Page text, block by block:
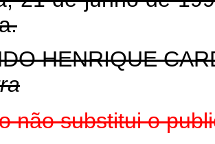
HENRIQUE
não substitui o